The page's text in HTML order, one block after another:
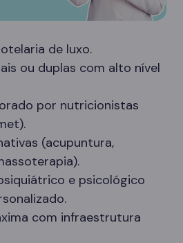
de luxo.
ou duplas com alto nível
por nutricionistas
(acupuntura,
e psicológico
com infraestrutura